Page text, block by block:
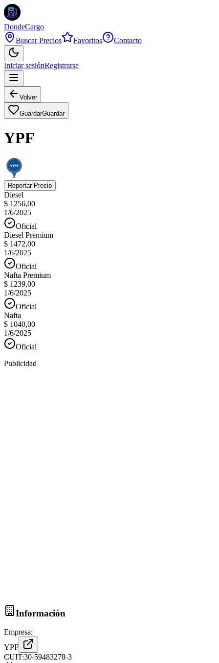
DondeCargo
Buscar Precios
Favoritos Contacto
Iniciar sesiónRegistrarse
Volver
GuardarGuardar
YPF
Reportar Precio
Diesel
$ 1256,00
1/6/2025
Oficial
Diesel Premium
$ 1472,00
1/6/2025
Oficial
Nafta Premium
$ 1239,00
1/6/2025
Oficial
Nafta
$ 1040,00
1/6/2025
Oficial
Publicidad
Información
Empresa:
YPF
CUIT:30-59483278-3